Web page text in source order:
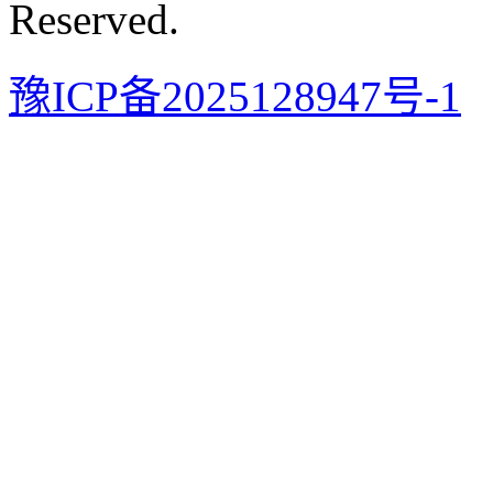
Reserved.
豫ICP备2025128947号-1